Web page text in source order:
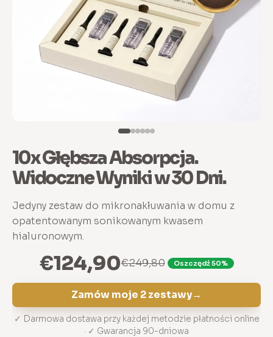
10x Głębsza Absorpcja.
Widoczne Wyniki w 30 Dni.
Jedyny zestaw do mikronakłuwania w domu z
opatentowanym sonikowanym kwasem
hialuronowym.
€124,90€249,80 Oszczędź 50%
Zamów moje 2 zestawy→
✓ Darmowa dostawa przy każdej metodzie płatności online
· ✓ Gwarancja 90-dniowa